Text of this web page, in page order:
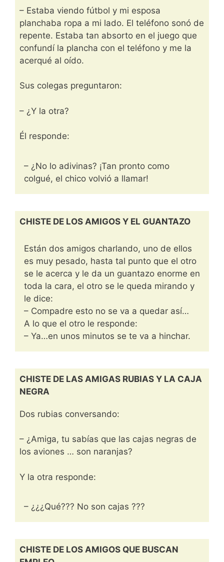
– Estaba viendo fútbol y mi esposa
planchaba ropa a mi lado. El teléfono sonó de
repente. Estaba tan absorto en el juego que
confundí la plancha con el teléfono y me la
acerqué al oído.
Sus colegas preguntaron:
– ¿Y la otra?
Él responde:
– ¿No lo adivinas? ¡Tan pronto como
colgué, el chico volvió a llamar!
CHISTE DE LOS AMIGOS Y EL GUANTAZO
Están dos amigos charlando, uno de ellos
es muy pesado, hasta tal punto que el otro
se le acerca y le da un guantazo enorme en
toda la cara, el otro se le queda mirando y
le dice:
– Compadre esto no se va a quedar así…
A lo que el otro le responde:
– Ya…en unos minutos se te va a hinchar.
CHISTE DE LAS AMIGAS RUBIAS Y LA CAJA
NEGRA
Dos rubias conversando:
– ¿Amiga, tu sabías que las cajas negras de
los aviones … son naranjas?
Y la otra responde:
– ¿¿¿Qué??? No son cajas ???
CHISTE DE LOS AMIGOS QUE BUSCAN